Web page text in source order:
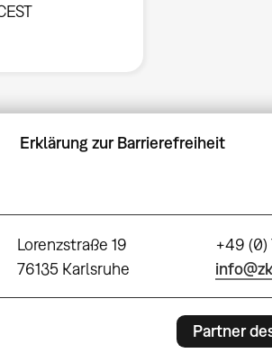
Erklärung zur Barrierefreiheit
Lorenzstraße 19
76135 Karlsruhe
+49 (0)
Partner